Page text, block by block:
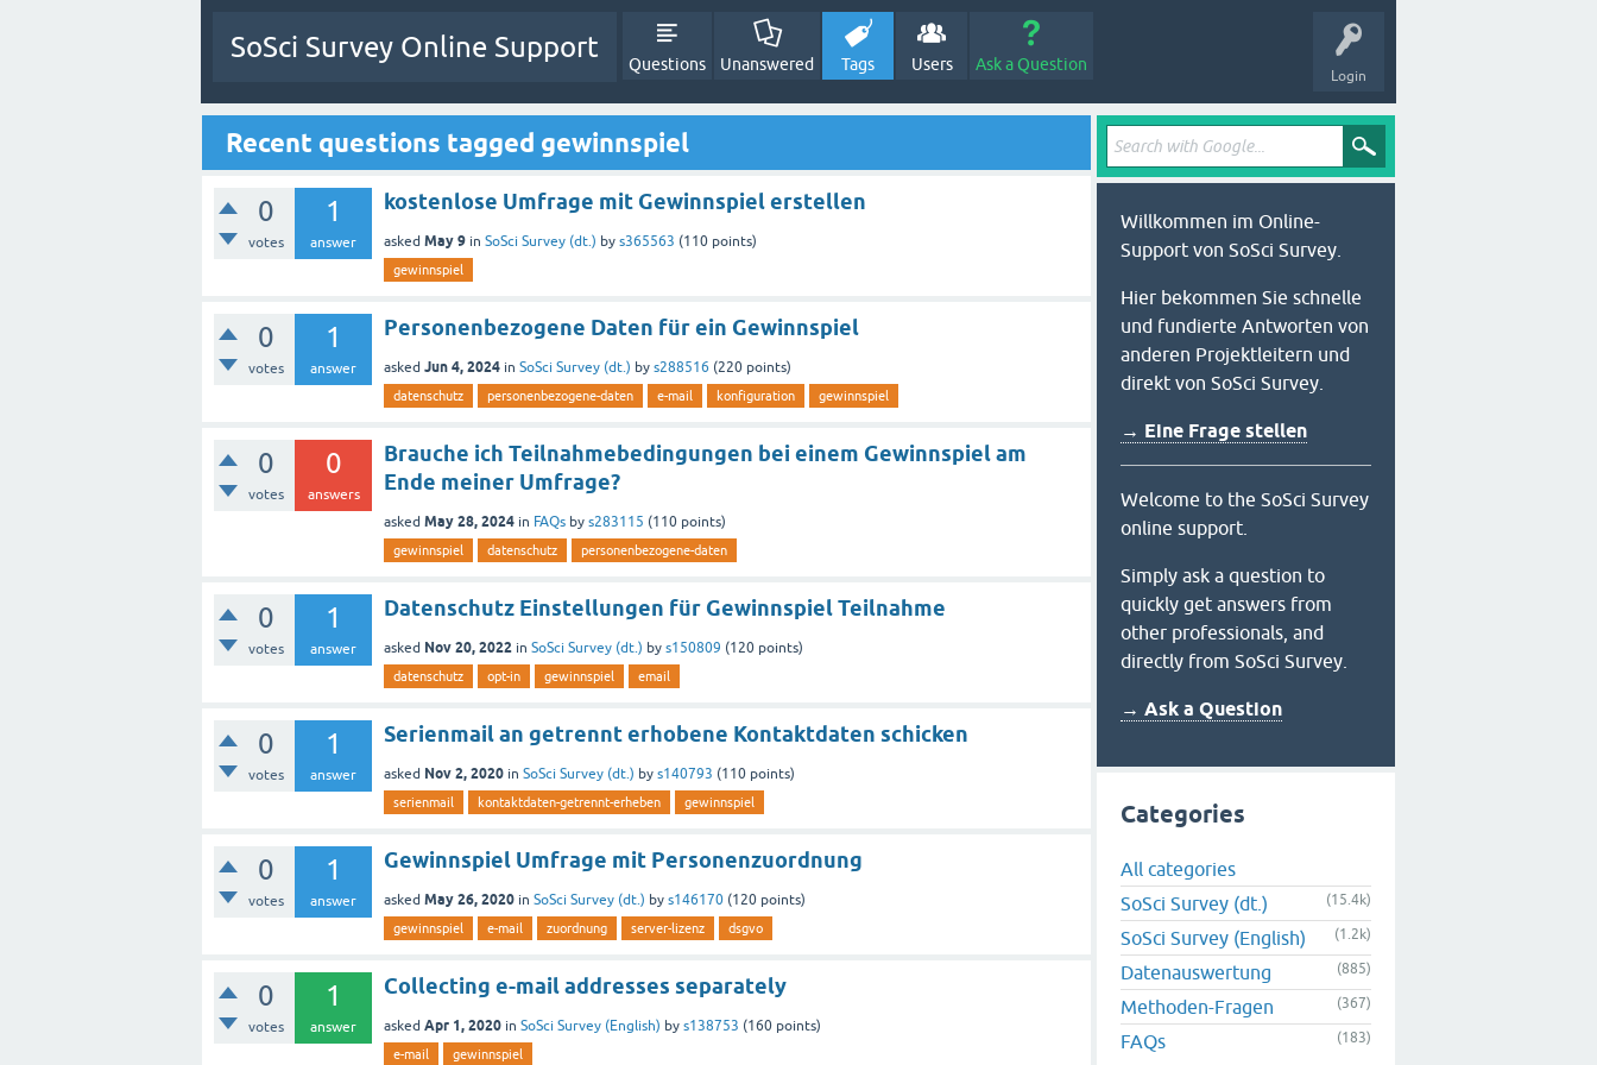
Login
SoSci Survey Online Support
Questions Unanswered Tags Users Ask a Question
Recent questions tagged gewinnspiel
0
votes
1
answer
kostenlose Umfrage mit Gewinnspiel erstellen
asked May 9 in SoSci Survey (dt.) by s365563 (110 points)
gewinnspiel
0
votes
1
answer
Personenbezogene Daten für ein Gewinnspiel
asked Jun 4, 2024 in SoSci Survey (dt.) by s288516 (220 points)
datenschutz personenbezogene-daten e-mail konfiguration gewinnspiel
0
votes
0
answers
Brauche ich Teilnahmebedingungen bei einem Gewinnspiel am
Ende meiner Umfrage?
asked May 28, 2024 in FAQs by s283115 (110 points)
gewinnspiel datenschutz personenbezogene-daten
0
votes
1
answer
Datenschutz Einstellungen für Gewinnspiel Teilnahme
asked Nov 20, 2022 in SoSci Survey (dt.) by s150809 (120 points)
datenschutz opt-in gewinnspiel email
0
votes
1
answer
Serienmail an getrennt erhobene Kontaktdaten schicken
asked Nov 2, 2020 in SoSci Survey (dt.) by s140793 (110 points)
serienmail kontaktdaten-getrennt-erheben gewinnspiel
0
votes
1
answer
Gewinnspiel Umfrage mit Personenzuordnung
asked May 26, 2020 in SoSci Survey (dt.) by s146170 (120 points)
gewinnspiel e-mail zuordnung server-lizenz dsgvo
0
votes
1
answer
Collecting e-mail addresses separately
asked Apr 1, 2020 in SoSci Survey (English) by s138753 (160 points)
e-mail gewinnspiel
Willkommen im Online-
Support von SoSci Survey.
Hier bekommen Sie schnelle
und fundierte Antworten von
anderen Projektleitern und
direkt von SoSci Survey.
→ Eine Frage stellen
Welcome to the SoSci Survey
online support.
Simply ask a question to
quickly get answers from
other professionals, and
directly from SoSci Survey.
→ Ask a Question
Categories
All categories
SoSci Survey (dt.)
(15.4k)
SoSci Survey (English) (1.2k)
Datenauswertung (885)
Methoden-Fragen (367)
FAQs (183)